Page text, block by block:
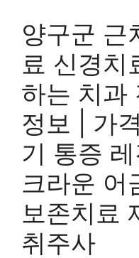
양구군 근
료 신경치
하는 치과
정보 | 가
기 통증
크라운 어
보존치료
취주사